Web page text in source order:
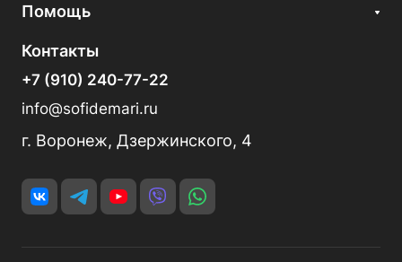
Помощь
Контакты
+7 (910) 240-77-22
info@sofidemari.ru
г. Воронеж, Дзержинского, 4